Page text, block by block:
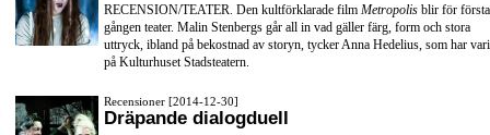
RECENSION/TEATER. Den kultförklarade film Metropolis blir för första
gången teater. Malin Stenbergs går all in vad gäller färg, form och stora
uttryck, ibland på bekostnad av storyn, tycker Anna Hedelius, som har
på Kulturhuset Stadsteatern.
Recensioner [2014-12-30]
Dräpande dialogduell